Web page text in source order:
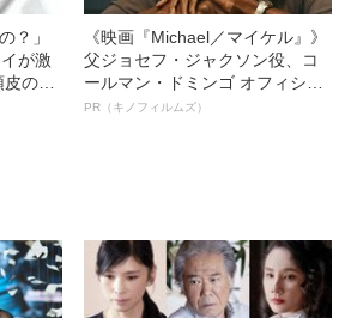
？」
が激
のニ
《映画『Michael／マイケル』》
父ジョセフ・ジャクソン役、コ
ールマン・ドミンゴ オフィシャ
ルインタビュー“観客を魅了した
PR（キノフィルムズ）